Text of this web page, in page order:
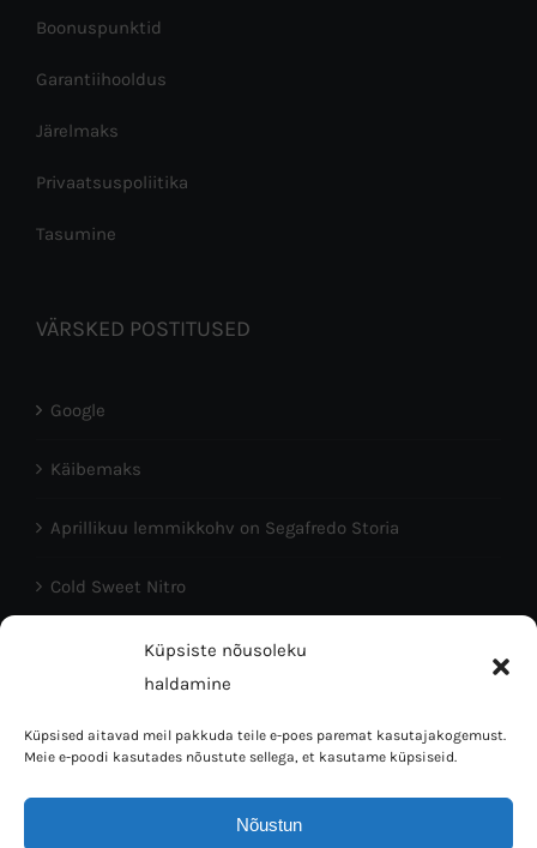
Küpsiste nõusoleku
haldamine
Küpsised aitavad meil pakkuda teile e-poes paremat kasutajakogemust.
Meie e-poodi kasutades nõustute sellega, et kasutame küpsiseid.
Nõustun
Boonuspunktid
Garantiihooldus
Järelmaks
Privaatsuspoliitika
Tasumine
VÄRSKED POSTITUSED
Google
Käibemaks
Aprillikuu lemmikkohv on Segafredo Storia
Cold Sweet Nitro
Head Eesti Vabariigi aastapäeva!